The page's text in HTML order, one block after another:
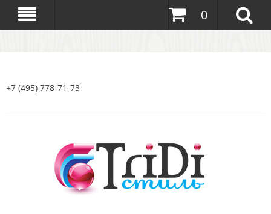
0
+7 (495) 778-71-73